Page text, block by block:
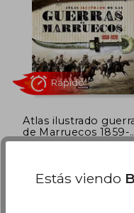
Rápido
Atlas ilustrado
de Marruecos 1859-
1926
Susaeta Ediciones, Tapa
Estás viendo